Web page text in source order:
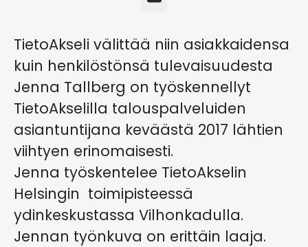
TietoAkseli välittää niin asiakkaidensa
kuin henkilöstönsä tulevaisuudesta
Jenna Tallberg on työskennellyt
TietoAkselilla talouspalveluiden
asiantuntijana keväästä 2017 lähtien
viihtyen erinomaisesti.
Jenna työskentelee TietoAkselin
Helsingin toimipisteessä
ydinkeskustassa Vilhonkadulla.
Jennan työnkuva on erittäin laaja.